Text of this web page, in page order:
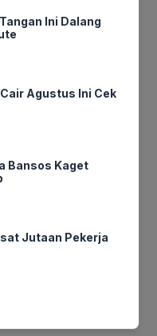
Ini Dalang
Agustus Ini Cek
Bansos Kaget
Jutaan Pekerja